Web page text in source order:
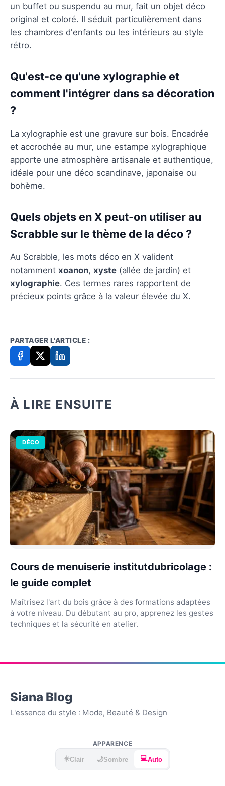
un buffet ou suspendu au mur, fait un objet déco
original et coloré. Il séduit particulièrement dans
les chambres d'enfants ou les intérieurs au style
rétro.
Qu'est-ce qu'une xylographie et
comment l'intégrer dans sa décoration
?
La xylographie est une gravure sur bois. Encadrée
et accrochée au mur, une estampe xylographique
apporte une atmosphère artisanale et authentique,
idéale pour une déco scandinave, japonaise ou
bohème.
Quels objets en X peut-on utiliser au
Scrabble sur le thème de la déco ?
Au Scrabble, les mots déco en X valident
notamment xoanon, xyste (allée de jardin) et
xylographie. Ces termes rares rapportent de
précieux points grâce à la valeur élevée du X.
PARTAGER L'ARTICLE :
À LIRE ENSUITE
DÉCO
Cours de menuiserie institutdubricolage :
le guide complet
Maîtrisez l'art du bois grâce à des formations adaptées
à votre niveau. Du débutant au pro, apprenez les gestes
techniques et la sécurité en atelier.
Siana Blog
L'essence du style : Mode, Beauté & Design
APPARENCE
☀️Clair 🌙Sombre 💻Auto